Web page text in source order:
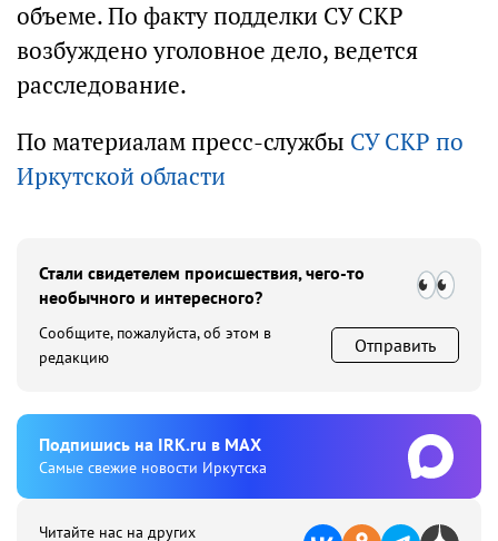
объеме. По факту подделки СУ СКР
возбуждено уголовное дело, ведется
расследование.
По материалам пресс-службы СУ СКР по
Иркутской области
Стали свидетелем происшествия, чего-то
необычного и интересного?
Сообщите, пожалуйста, об этом в
редакцию
Отправить
Подпишиcь на IRK.ru в MAX
Cамые свежие новости Иркутска
Читайте нас на других